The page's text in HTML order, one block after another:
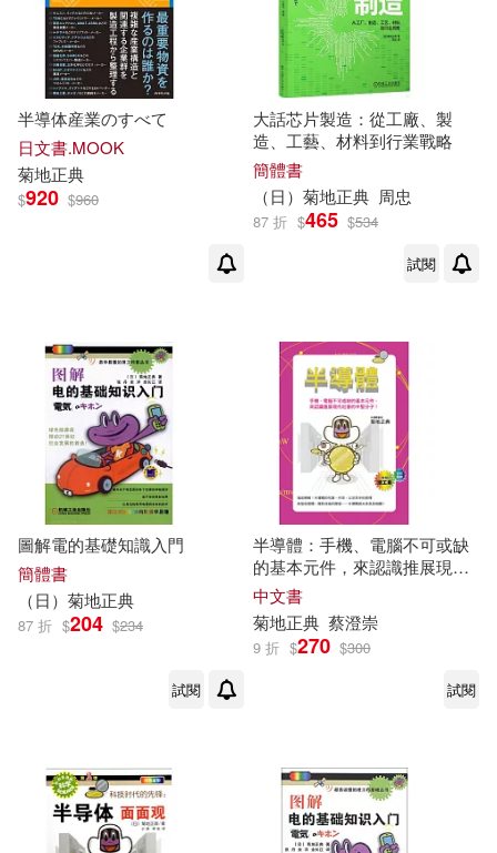
半導体産業のすべて
日文書.MOOK
菊地正典
$920 $960
大話芯片製造：從工廠、製
造、工藝、材料到行業戰略
簡體書
（日） 菊地正典 周忠
87 折 $465 $534
試閱
圖解電的基礎知識入門
簡體書
（日） 菊地正典
87 折 $204 $234
試閱
半導體：手機、電腦不可或缺
的基本元件，來認識推展現代
社會的中堅分子!
中文書
菊地正典 蔡澄崇
9 折 $270 $300
試閱